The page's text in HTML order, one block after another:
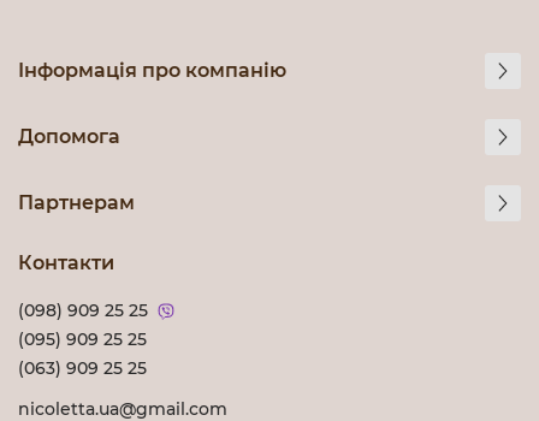
Інформація про компанію
Допомога
Партнерам
Контакти
(098) 909 25 25
(095) 909 25 25
(063) 909 25 25
nicoletta.ua@gmail.com